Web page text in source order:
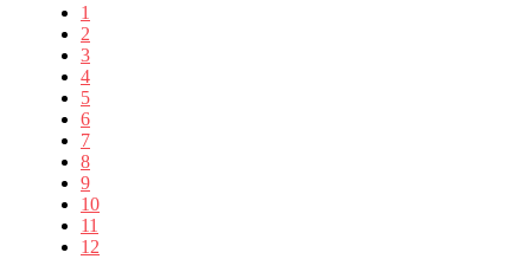
1
2
3
4
5
6
7
8
9
10
11
12